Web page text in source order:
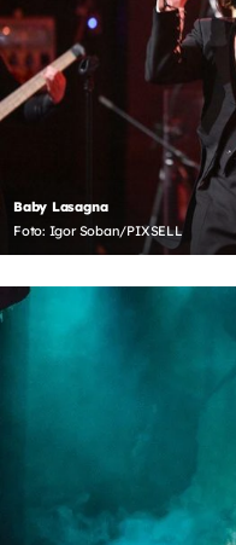
Baby Lasagna
Foto: Igor Soban/PIXSELL